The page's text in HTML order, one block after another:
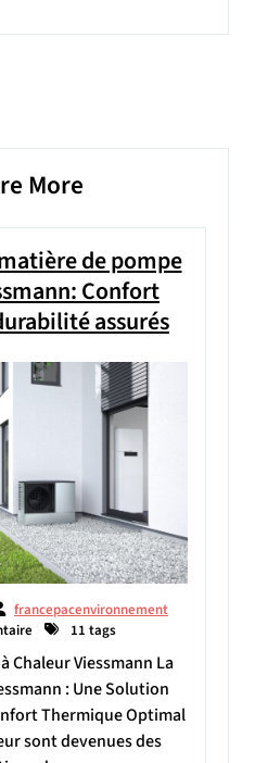
More
de pompe
Confort
assurés
francepacenvironnement
11 tags
Chaleur Viessmann La
: Une Solution
Thermique Optimal
sont devenues des